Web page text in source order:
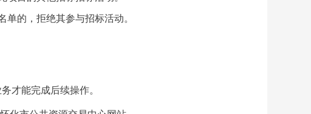
的，拒绝其参与招标活动。
才能完成后续操作。